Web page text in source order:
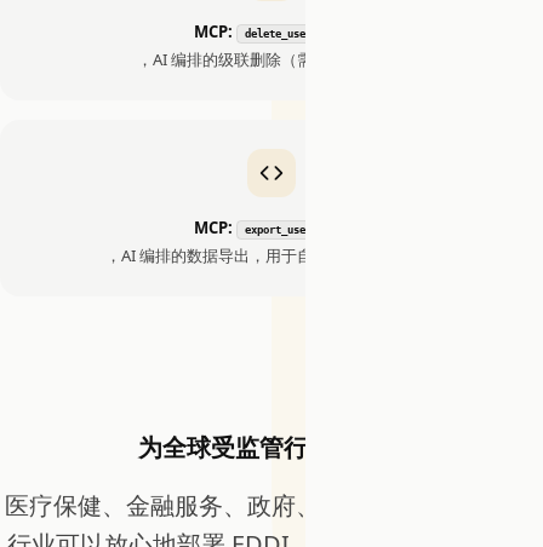
MCP: delete_user_data
，AI 编排的级联删除（需要明确确认）
MCP: export_user_data
，AI 编排的数据导出，用于自动化 DSAR 工作流
为全球受监管行业而构建
医疗保健、金融服务、政府、制造业和其他受监管